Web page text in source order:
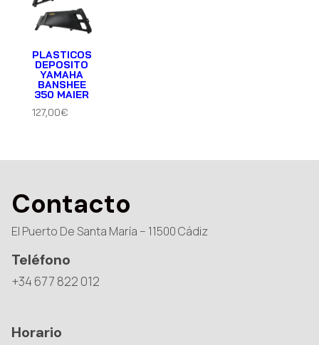
PLASTICOS
DEPOSITO
YAMAHA
BANSHEE
350 MAIER
127,00€
Contacto
El Puerto De Santa María – 11500 Cádiz
Teléfono
+34 677 822 012
Horario